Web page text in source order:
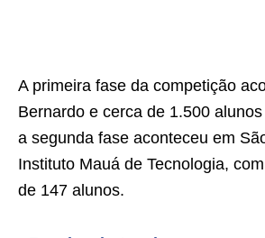
A primeira fase da competição
Bernardo e cerca de 1.500
a segunda fase aconteceu em
Instituto Mauá de Tecnologia,
de 147 alunos.